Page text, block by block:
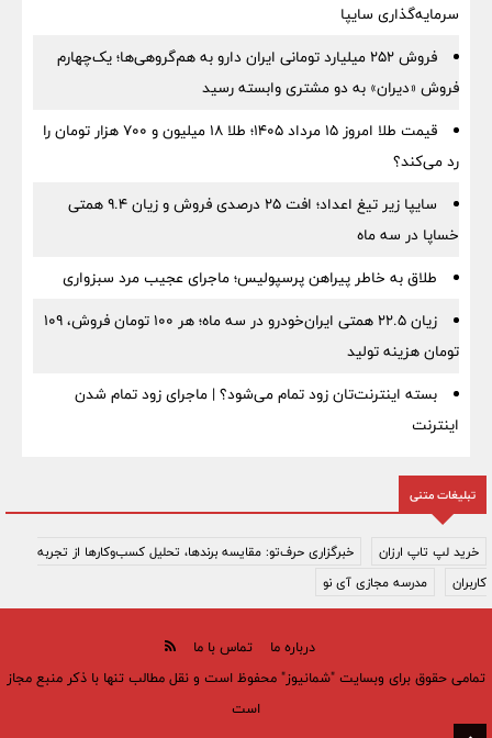
سرمایه‌گذاری سایپا
فروش ۲۵۲ میلیارد تومانی ایران دارو به هم‌گروهی‌ها؛ یک‌چهارم
فروش «دیران» به دو مشتری وابسته رسید
قیمت طلا امروز ۱۵ مرداد ۱۴۰۵؛ طلا ۱۸ میلیون و ۷۰۰ هزار تومان را
رد می‌کند؟
سایپا زیر تیغ اعداد؛ افت ۲۵ درصدی فروش و زیان ۹.۴ همتی
خساپا در سه ماه
طلاق به خاطر پیراهن پرسپولیس؛ ماجرای عجیب مرد سبزواری
زیان ۲۲.۵ همتی ایران‌خودرو در سه ماه؛ هر ۱۰۰ تومان فروش، ۱۰۹
تومان هزینه تولید
بسته اینترنت‌تان زود تمام می‌شود؟ | ماجرای زود تمام شدن
اینترنت
تبلیغات متنی
خرید لپ تاپ ارزان
خبرگزاری حرف‌تو: مقایسه برندها، تحلیل کسب‌وکارها از تجربه
کاربران
مدرسه مجازی آی نو
درباره ما
تماس با ما
تمامی حقوق برای وبسایت "شمانیوز" محفوظ است و نقل مطالب تنها با ذکر منبع مجاز
است